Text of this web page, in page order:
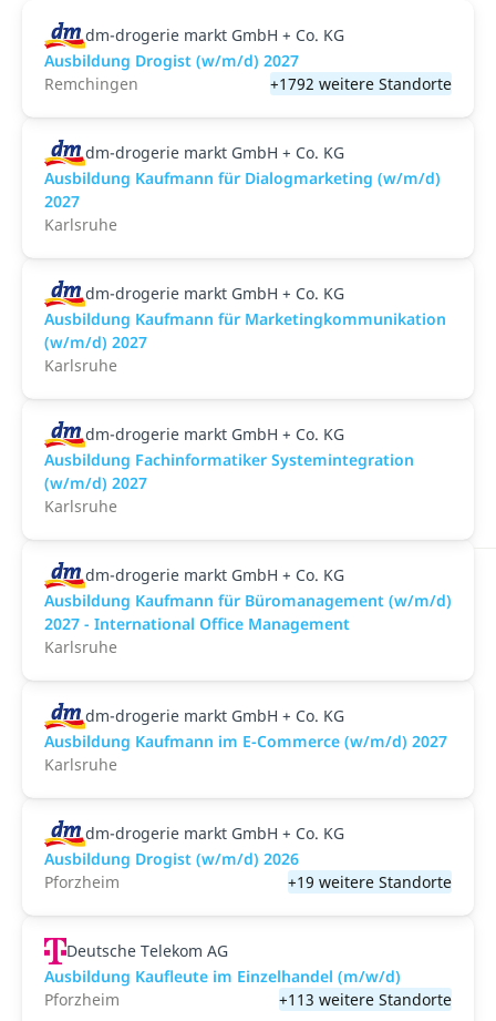
dm-drogerie markt GmbH + Co. KG
Ausbildung Drogist (w/m/d) 2027
Remchingen
+1792 weitere Standorte
dm-drogerie markt GmbH + Co. KG
Ausbildung Kaufmann für Dialogmarketing (w/m/d)
2027
Karlsruhe
dm-drogerie markt GmbH + Co. KG
Ausbildung Kaufmann für Marketingkommunikation
(w/m/d) 2027
Karlsruhe
dm-drogerie markt GmbH + Co. KG
Ausbildung Fachinformatiker Systemintegration
(w/m/d) 2027
Karlsruhe
dm-drogerie markt GmbH + Co. KG
Ausbildung Kaufmann für Büromanagement (w/m/d)
2027 - International Office Management
Karlsruhe
dm-drogerie markt GmbH + Co. KG
Ausbildung Kaufmann im E-Commerce (w/m/d) 2027
Karlsruhe
dm-drogerie markt GmbH + Co. KG
Ausbildung Drogist (w/m/d) 2026
Pforzheim
+19 weitere Standorte
Deutsche Telekom AG
Ausbildung Kaufleute im Einzelhandel (m/w/d)
Pforzheim
+113 weitere Standorte